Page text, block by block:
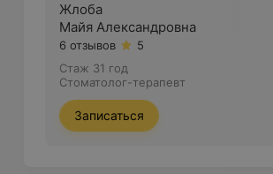
Жлоба
Майя Александровна
6 отзывов
5
Стаж 31 год
Стоматолог-терапевт
Записаться